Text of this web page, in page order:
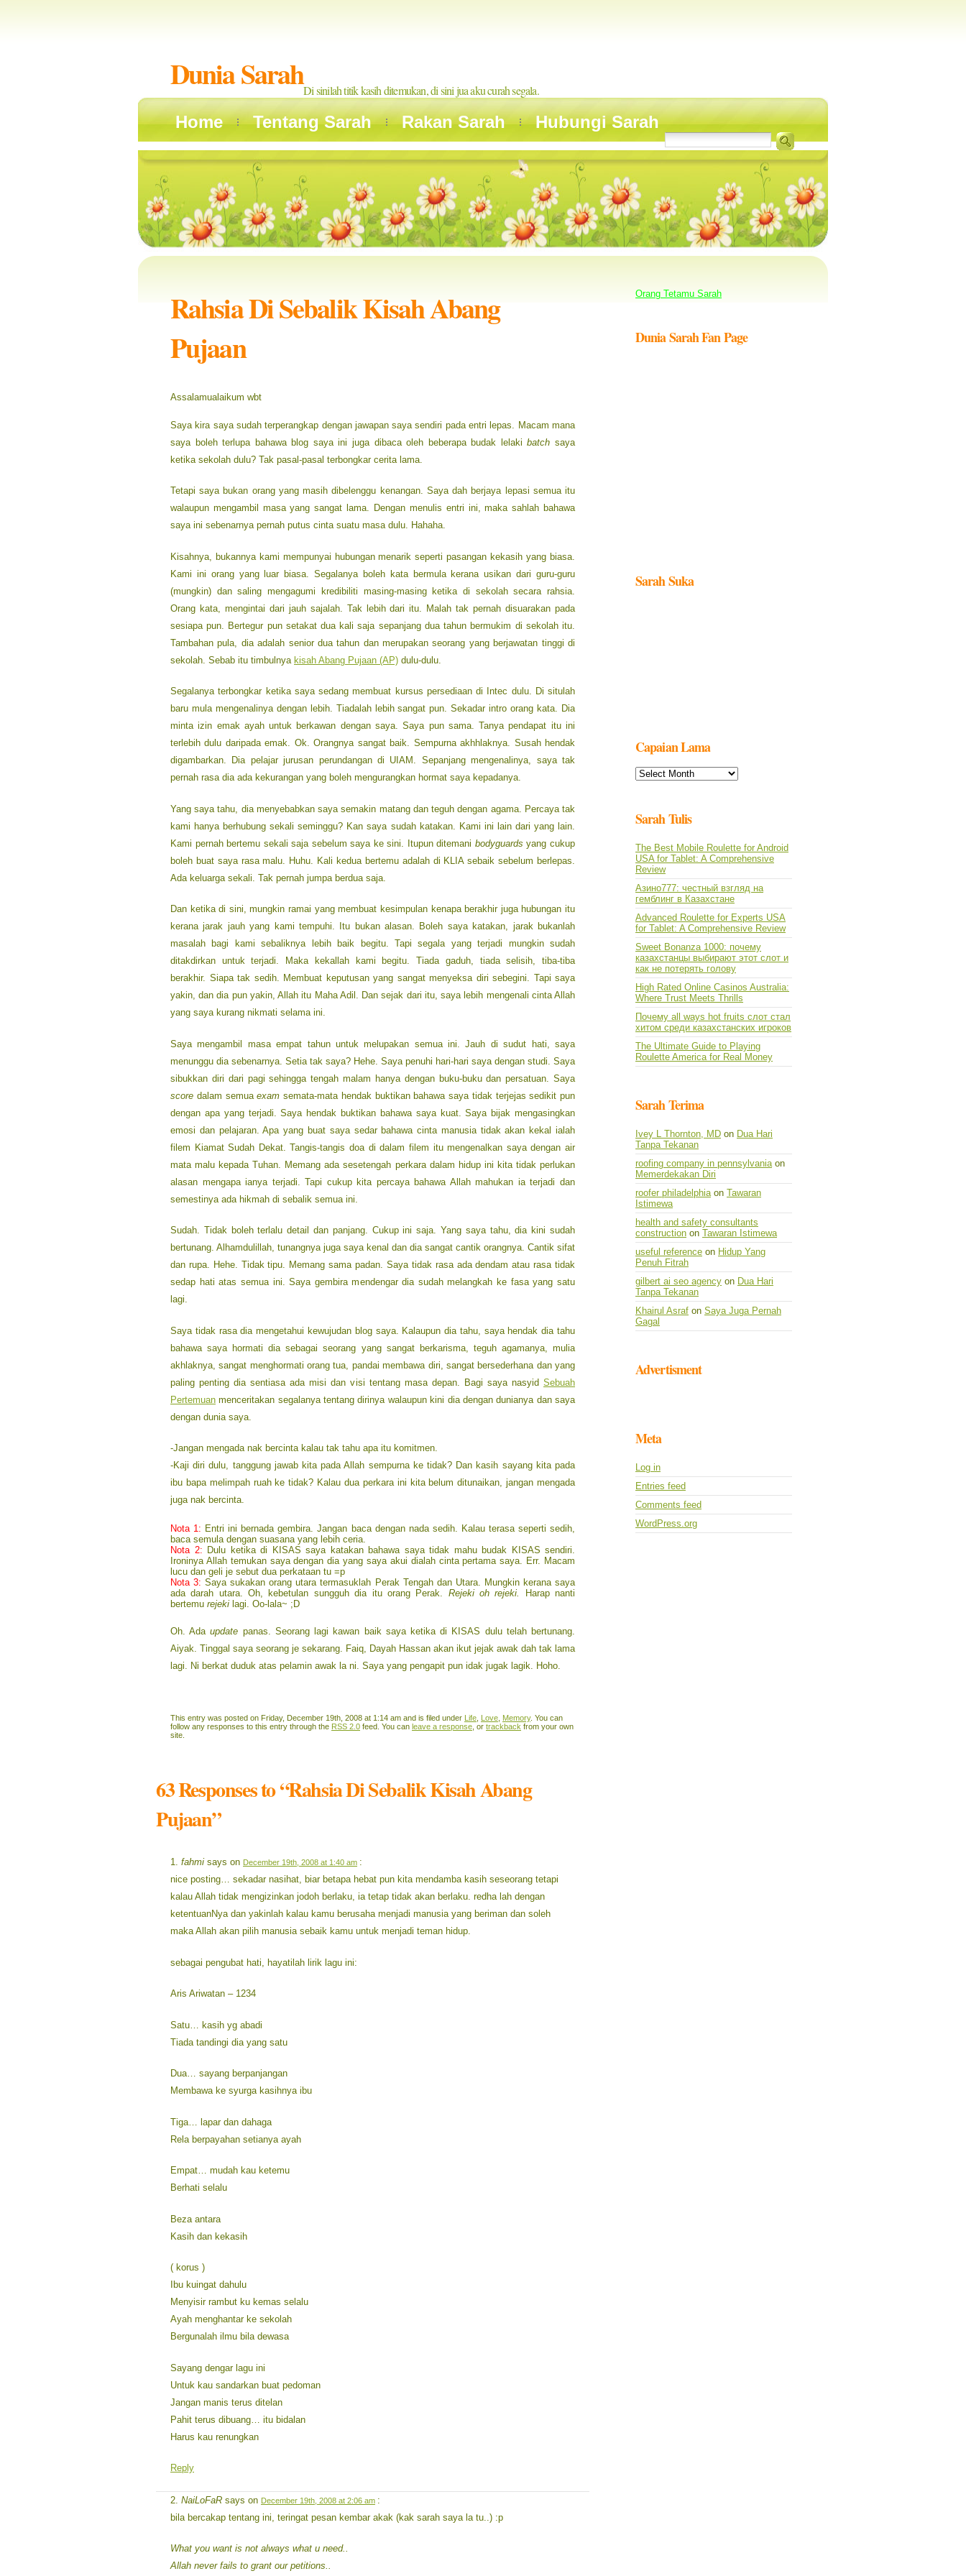
Dunia SarahDi sinilah titik kasih ditemukan, di sini jua aku curah segala.
Home Tentang Sarah Rakan Sarah Hubungi Sarah
Rahsia Di Sebalik Kisah Abang
Pujaan
Assalamualaikum wbt
Saya kira saya sudah terperangkap dengan jawapan saya sendiri pada entri lepas. Macam mana
saya boleh terlupa bahawa blog saya ini juga dibaca oleh beberapa budak lelakibatch saya
ketika sekolah dulu? Tak pasal-pasal terbongkar cerita lama.
Tetapi saya bukan orang yang masih dibelenggu kenangan. Saya dah berjaya lepasi semua itu
walaupun mengambil masa yang sangat lama. Dengan menulis entri ini, maka sahlah bahawa
saya ini sebenarnya pernah putus cinta suatu masa dulu. Hahaha.
Kisahnya, bukannya kami mempunyai hubungan menarik seperti pasangan kekasih yang biasa.
Kami ini orang yang luar biasa. Segalanya boleh kata bermula kerana usikan dari guru-guru
(mungkin) dan saling mengagumi kredibiliti masing-masing ketika di sekolah secara rahsia.
Orang kata, mengintai dari jauh sajalah. Tak lebih dari itu. Malah tak pernah disuarakan pada
sesiapa pun. Bertegur pun setakat dua kali saja sepanjang dua tahun bermukim di sekolah itu.
Tambahan pula, dia adalah senior dua tahun dan merupakan seorang yang berjawatan tinggi di
sekolah. Sebab itu timbulnya kisah Abang Pujaan (AP) dulu-dulu.
Segalanya terbongkar ketika saya sedang membuat kursus persediaan di Intec dulu. Di situlah
baru mula mengenalinya dengan lebih. Tiadalah lebih sangat pun. Sekadar intro orang kata. Dia
minta izin emak ayah untuk berkawan dengan saya. Saya pun sama. Tanya pendapat itu ini
terlebih dulu daripada emak. Ok. Orangnya sangat baik. Sempurna akhhlaknya. Susah hendak
digambarkan. Dia pelajar jurusan perundangan di UIAM. Sepanjang mengenalinya, saya tak
pernah rasa dia ada kekurangan yang boleh mengurangkan hormat saya kepadanya.
Yang saya tahu, dia menyebabkan saya semakin matang dan teguh dengan agama. Percaya tak
kami hanya berhubung sekali seminggu? Kan saya sudah katakan. Kami ini lain dari yang lain.
Kami pernah bertemu sekali saja sebelum saya ke sini. Itupun ditemani bodyguards yang cukup
boleh buat saya rasa malu. Huhu. Kali kedua bertemu adalah di KLIA sebaik sebelum berlepas.
Ada keluarga sekali. Tak pernah jumpa berdua saja.
Dan ketika di sini, mungkin ramai yang membuat kesimpulan kenapa berakhir juga hubungan itu
kerana jarak jauh yang kami tempuhi. Itu bukan alasan. Boleh saya katakan, jarak bukanlah
masalah bagi kami sebaliknya lebih baik begitu. Tapi segala yang terjadi mungkin sudah
ditakdirkan untuk terjadi. Maka kekallah kami begitu. Tiada gaduh, tiada selisih, tiba-tiba
berakhir. Siapa tak sedih. Membuat keputusan yang sangat menyeksa diri sebegini. Tapi saya
yakin, dan dia pun yakin, Allah itu Maha Adil. Dan sejak dari itu, saya lebih mengenali cinta Allah
yang saya kurang nikmati selama ini.
Saya mengambil masa empat tahun untuk melupakan semua ini. Jauh di sudut hati, saya
menunggu dia sebenarnya. Setia tak saya? Hehe. Saya penuhi hari-hari saya dengan studi. Saya
sibukkan diri dari pagi sehingga tengah malam hanya dengan buku-buku dan persatuan. Saya
score dalam semuaexam semata-mata hendak buktikan bahawa saya tidak terjejas sedikit pun
dengan apa yang terjadi. Saya hendak buktikan bahawa saya kuat. Saya bijak mengasingkan
emosi dan pelajaran. Apa yang buat saya sedar bahawa cinta manusia tidak akan kekal ialah
filem Kiamat Sudah Dekat. Tangis-tangis doa di dalam filem itu mengenalkan saya dengan air
mata malu kepada Tuhan. Memang ada sesetengah perkara dalam hidup ini kita tidak perlukan
alasan mengapa ianya terjadi. Tapi cukup kita percaya bahawa Allah mahukan ia terjadi dan
semestinya ada hikmah di sebalik semua ini.
Sudah. Tidak boleh terlalu detail dan panjang. Cukup ini saja. Yang saya tahu, dia kini sudah
bertunang. Alhamdulillah, tunangnya juga saya kenal dan dia sangat cantik orangnya. Cantik sifat
dan rupa. Hehe. Tidak tipu. Memang sama padan. Saya tidak rasa ada dendam atau rasa tidak
sedap hati atas semua ini. Saya gembira mendengar dia sudah melangkah ke fasa yang satu
lagi.
Saya tidak rasa dia mengetahui kewujudan blog saya. Kalaupun dia tahu, saya hendak dia tahu
bahawa saya hormati dia sebagai seorang yang sangat berkarisma, teguh agamanya, mulia
akhlaknya, sangat menghormati orang tua, pandai membawa diri, sangat bersederhana dan yang
paling penting dia sentiasa ada misi dan visi tentang masa depan. Bagi saya nasyid Sebuah
Pertemuan menceritakan segalanya tentang dirinya walaupun kini dia dengan dunianya dan saya
dengan dunia saya.
-Jangan mengada nak bercinta kalau tak tahu apa itu komitmen.
-Kaji diri dulu, tanggung jawab kita pada Allah sempurna ke tidak? Dan kasih sayang kita pada
ibu bapa melimpah ruah ke tidak? Kalau dua perkara ini kita belum ditunaikan, jangan mengada
juga nak bercinta.
Nota 1: Entri ini bernada gembira. Jangan baca dengan nada sedih. Kalau terasa seperti sedih,
baca semula dengan suasana yang lebih ceria.
Nota 2: Dulu ketika di KISAS saya katakan bahawa saya tidak mahu budak KISAS sendiri.
Ironinya Allah temukan saya dengan dia yang saya akui dialah cinta pertama saya. Err. Macam
lucu dan geli je sebut dua perkataan tu =p
Nota 3: Saya sukakan orang utara termasuklah Perak Tengah dan Utara. Mungkin kerana saya
ada darah utara. Oh, kebetulan sungguh dia itu orang Perak. Rejeki oh rejeki.
Harap nanti
bertemu rejeki lagi. Oo-lala~ ;D
Oh. Adaupdate panas. Seorang lagi kawan baik saya ketika di KISAS dulu telah bertunang.
Aiyak. Tinggal saya seorang je sekarang. Faiq, Dayah Hassan akan ikut jejak awak dah tak lama
lagi. Ni berkat duduk atas pelamin awak la ni. Saya yang pengapit pun idak jugak lagik. Hoho.
This entry was posted on Friday, December 19th, 2008 at 1:14 am and is filed under Life Love Memory. You can
follow any responses to this entry through the RSS 2.0 feed. You can leave a response , or trackback from your own
site.
63 Responses to “Rahsia Di Sebalik Kisah Abang
Pujaan”
fahmi says on December 19th, 2008 at 1:40 am :
nice posting… sekadar nasihat, biar betapa hebat pun kita mendamba kasih seseorang tetapi
kalau Allah tidak mengizinkan jodoh berlaku, ia tetap tidak akan berlaku. redha lah dengan
ketentuanNya dan yakinlah kalau kamu berusaha menjadi manusia yang beriman dan soleh
maka Allah akan pilih manusia sebaik kamu untuk menjadi teman hidup.
sebagai pengubat hati, hayatilah lirik lagu ini:
Aris Ariwatan – 1234
Satu… kasih yg abadi
Tiada tandingi dia yang satu
Dua… sayang berpanjangan
Membawa ke syurga kasihnya ibu
Tiga… lapar dan dahaga
Rela berpayahan setianya ayah
Empat… mudah kau ketemu
Berhati selalu
Beza antara
Kasih dan kekasih
( korus )
Ibu kuingat dahulu
Menyisir rambut ku kemas selalu
Ayah menghantar ke sekolah
Bergunalah ilmu bila dewasa
Sayang dengar lagu ini
Untuk kau sandarkan buat pedoman
Jangan manis terus ditelan
Pahit terus dibuang… itu bidalan
Harus kau renungkan
Reply
NaiLoFaR says on December 19th, 2008 at 2:06 am :
bila bercakap tentang ini, teringat pesan kembar akak (kak sarah saya la tu..) :p
What you want is not always what u need..
Allah never fails to grant our petitions..
Orang Tetamu Sarah
Dunia Sarah Fan Page
Sarah Suka
Capaian Lama
Capaian
Lama
Sarah Tulis
The Best Mobile Roulette for Android
USA for Tablet: A Comprehensive
Review
Азино777: честный взгляд на
гемблинг в Казахстане
Advanced Roulette for Experts USA
for Tablet: A Comprehensive Review
Sweet Bonanza 1000: почему
казахстанцы выбирают этот слот и
как не потерять голову
High Rated Online Casinos Australia:
Where Trust Meets Thrills
Почему all ways hot fruits слот стал
хитом среди казахстанских игроков
The Ultimate Guide to Playing
Roulette America for Real Money
Sarah Terima
Ivey L Thornton, MD on Dua Hari
Tanpa Tekanan
roofing company in pennsylvaniaon
Memerdekakan Diri
roofer philadelphiaon Tawaran
Istimewa
health and safety consultants
construction on Tawaran Istimewa
useful reference on Hidup Yang
Penuh Fitrah
gilbert ai seo agency on Dua Hari
Tanpa Tekanan
Khairul Asraf on Saya Juga Pernah
Gagal
Advertisment
Meta
Log in
Entries feed
Comments feed
WordPress.org